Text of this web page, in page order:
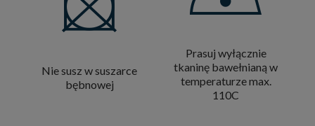
Nie susz w suszarce
bębnowej
Prasuj wyłącznie
tkaninę bawełnianą w
temperaturze max.
110C